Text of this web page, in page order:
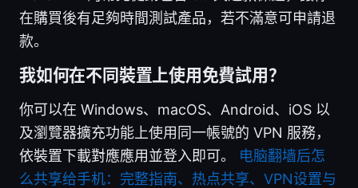
在購買後有足夠時間測試產品，若不滿意可申請退
款。
我如何在不同裝置上使用免費試用？
你可以在 Windows、macOS、Android、iOS 以
及瀏覽器擴充功能上使用同一帳號的 VPN 服務，
依裝置下載對應應用並登入即可。 电脑翻墙后怎
么共享给手机：完整指南、热点共享、VPN设置与